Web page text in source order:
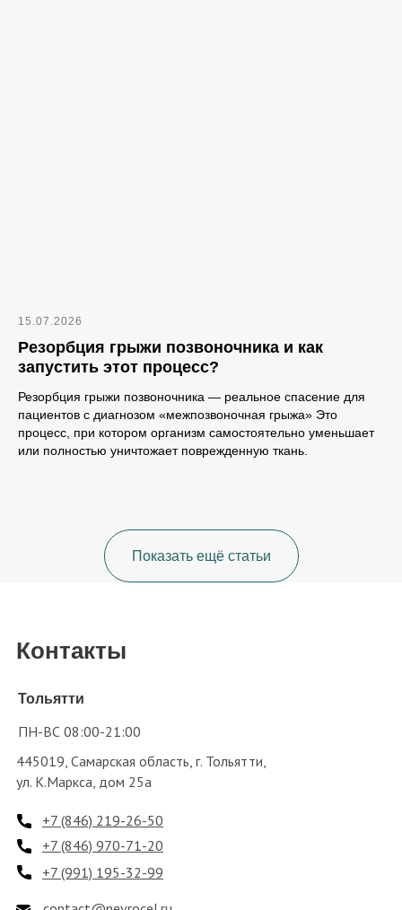
15.07.2026
Резорбция грыжи позвоночника и как
запустить этот процесс?
Резорбция грыжи позвоночника — реальное спасение для
пациентов с диагнозом «межпозвоночная грыжа» Это
процесс, при котором организм самостоятельно уменьшает
или полностью уничтожает поврежденную ткань.
Показать ещё статьи
Контакты
445019, Самарская область, г. Тольятти,
ул. К.Маркса, дом 25а
Тольятти
+7 (846) 219-26-50
ПН-ВС 08:00-21:00
+7 (846) 970-71-20
+7 (991) 195-32-99